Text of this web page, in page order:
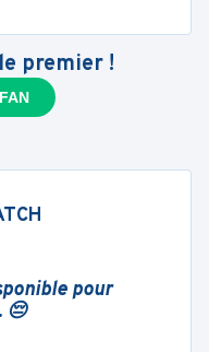
premier !
pour
😔